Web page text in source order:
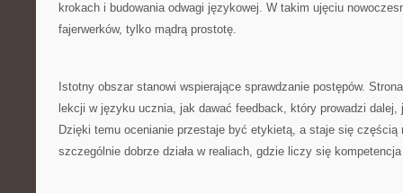
krokach i budowania odwagi językowej. W takim ujęciu
fajerwerków, tylko mądrą prostotę.
Istotny obszar stanowi wspierające sprawdzanie postępów.
lekcji w języku ucznia, jak dawać feedback, który prowadzi dalej,
Dzięki temu ocenianie przestaje być etykietą, a staje się częścią
szczególnie dobrze działa w realiach, gdzie liczy się